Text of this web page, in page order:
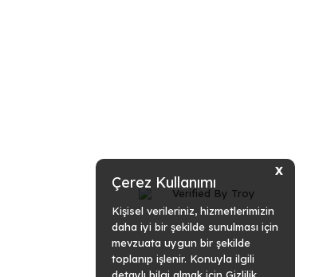
X
Çerez Kullanımı
Kişisel verileriniz, hizmetlerimizin
daha iyi bir şekilde sunulması için
mevzuata uygun bir şekilde
toplanıp işlenir. Konuyla ilgili